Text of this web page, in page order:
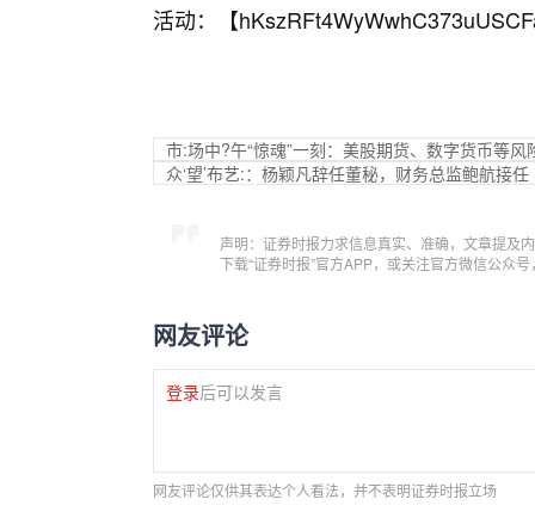
活动：【
市:场中?午“惊魂”一刻：美股期货、数字货币等
众‘望’布艺:：杨颖凡辞任董秘，财务总监鲍航接任
声明：证券时报力求信息真实、准确，文章提及
下载“证券时报”官方APP，或关注官方微信公众
网友评论
登录后可以发言
网友评论仅供其表达个人看法，并不表明证券时报立场